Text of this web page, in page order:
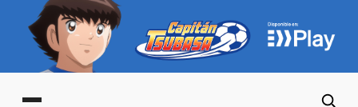
Main menu